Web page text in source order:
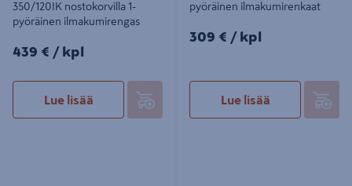
350/120IK nostokorvilla 1-
pyöräinen ilmakumirengas
439€/kpl
439 € / kpl
Lue lisää
pyöräinen ilmakumirenkaat
309€/kpl
309 € / kpl
Lue lisää